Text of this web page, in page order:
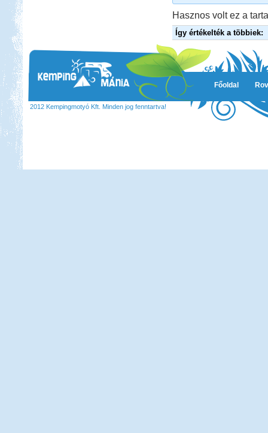
Hasznos volt ez a
Így értékelték a többiek:
Főoldal
2012 Kempingmotyó Kft. Minden jog fenntartva!